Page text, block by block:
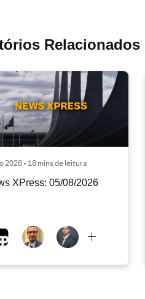
Relacionados
2026 • 18 mins de leitura
XPress: 05/08/2026